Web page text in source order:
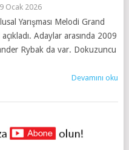
Ocak 2026
Yarışması Melodi Grand
Adaylar arasında 2009
Rybak da var. Dokuzuncu
Devamını oku